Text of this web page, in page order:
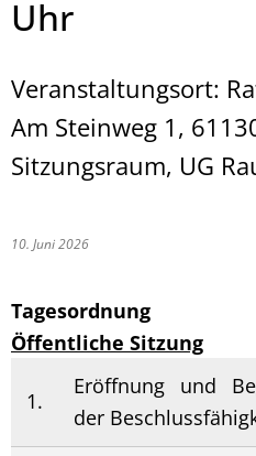
Uhr
Veranstaltungsort:
Am Steinweg 1,
Sitzungsraum, UG
10. Juni 2026
Tagesordnung
Öffentliche Sitzung
1.
Eröffnung und
der